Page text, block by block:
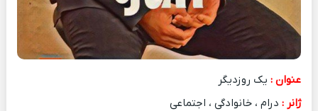
عنوان :یک روزدیگر
ژانر :درام ، خانوادگی ، اجتماعی